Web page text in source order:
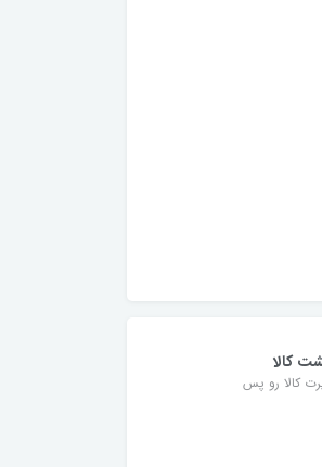
کالا
کالا رو پس